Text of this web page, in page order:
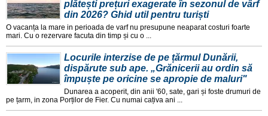
plătești prețuri exagerate în sezonul de vârf
din 2026? Ghid util pentru turiști
O vacanța la mare in perioada de varf nu presupune neaparat costuri foarte
mari. Cu o rezervare facuta din timp și cu o ...
Locurile interzise de pe țărmul Dunării,
dispărute sub ape. „Grănicerii au ordin să
împuște pe oricine se apropie de maluri"
Dunarea a acoperit, din anii '60, sate, gari și foste drumuri de
pe țarm, in zona Porților de Fier. Cu numai cațiva ani ...